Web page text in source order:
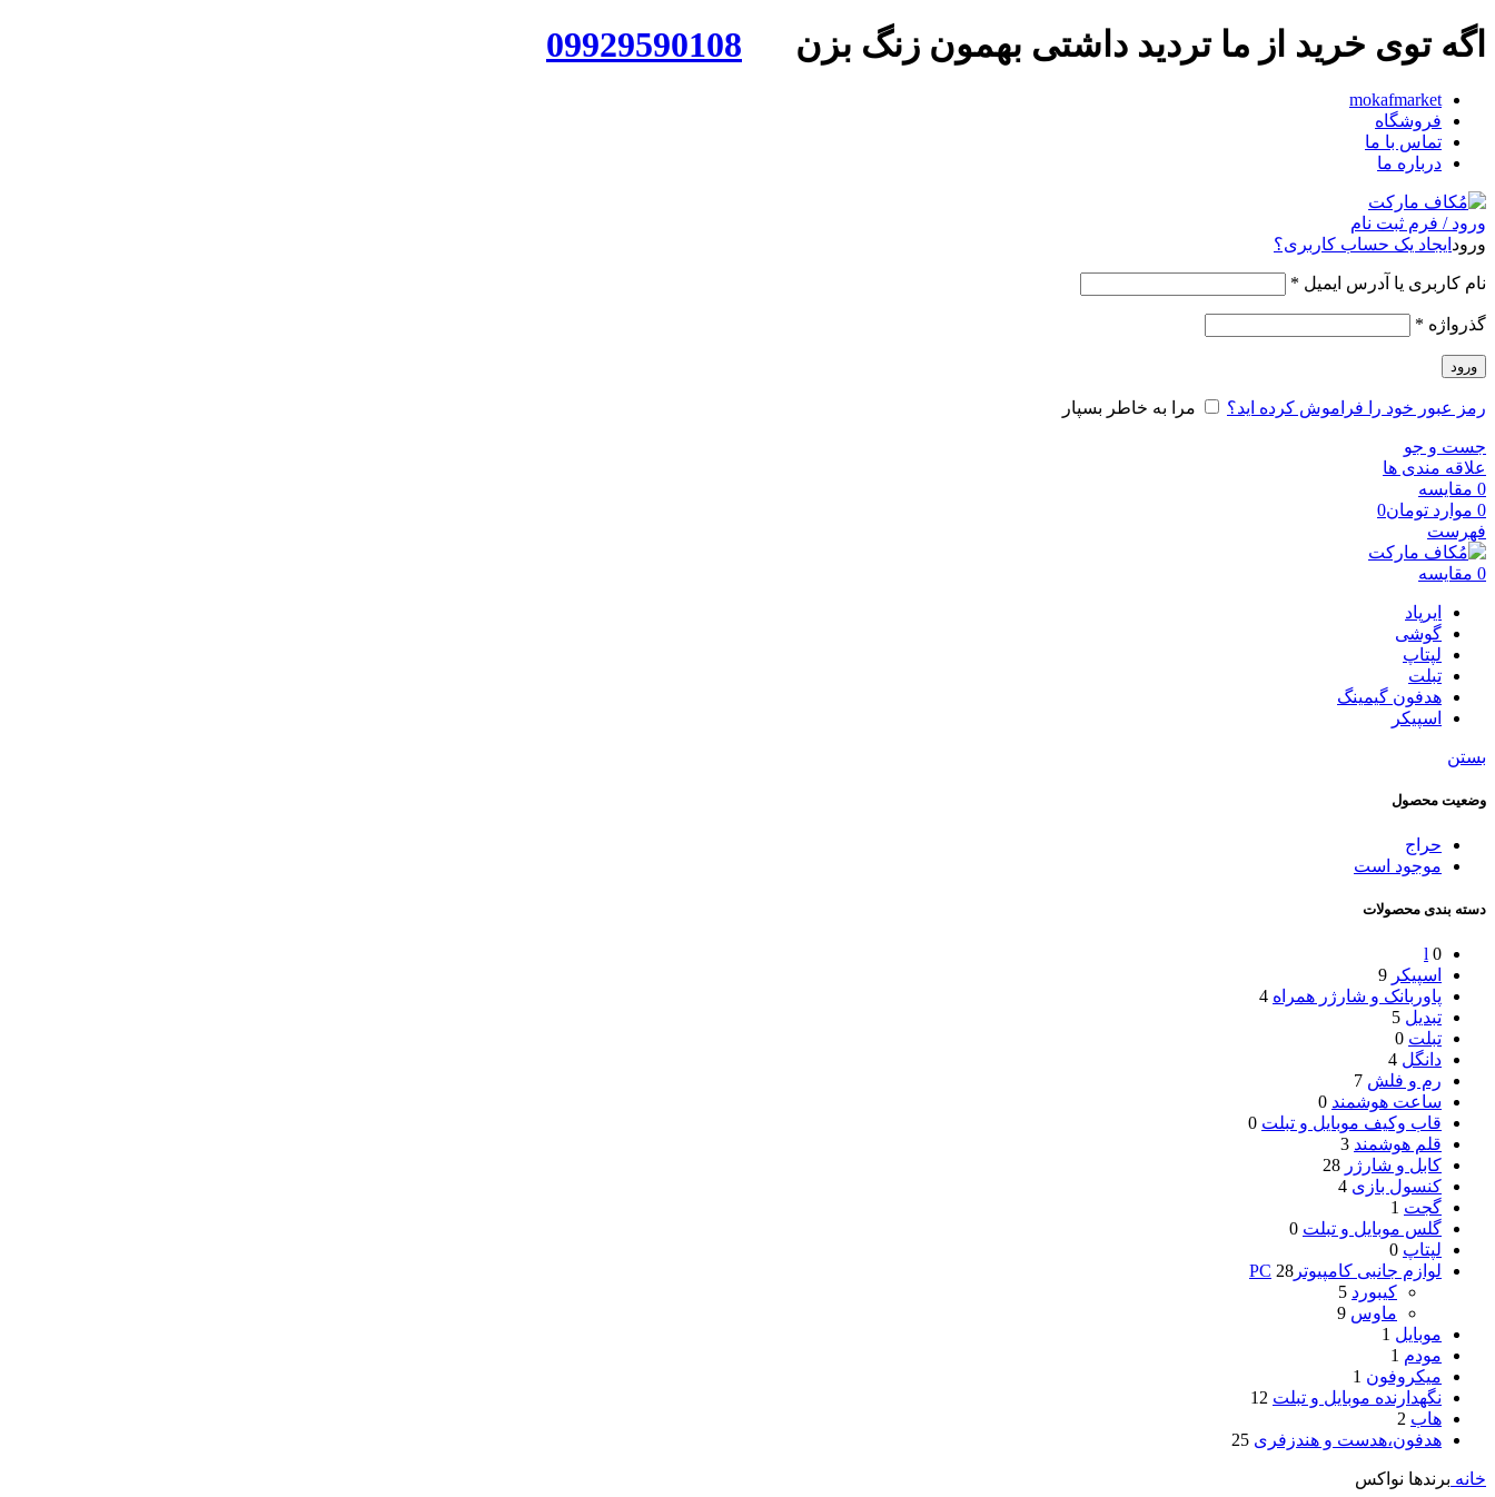
اگه توی خرید از ما تردید داشتی بهمون زنگ بزن 09929590108
mokafmarket
فروشگاه
تماس با ما
درباره ما
ورود / فرم ثبت نام
ورود ایجاد یک حساب کاربری؟
نام کاربری یا آدرس ایمیل *
گذرواژه *
ورود
رمز عبور خود را فراموش کرده اید؟ مرا به خاطر بسپار
جست و جو
علاقه مندی ها
0 مقایسه
0 موارد تومان0
فهرست
0 مقایسه
ایرپاد
گوشی
لپتاپ
تبلت
هدفون گیمینگ
اسپیکر
بستن
وضعیت محصول
حراج
موجود است
دسته بندی محصولات
l 0
اسپیکر 9
پاوربانک و شارژر همراه 4
تبدیل 5
تبلت 0
دانگل 4
رم و فلش 7
ساعت هوشمند 0
قاب وکیف موبایل و تبلت 0
قلم هوشمند 3
کابل و شارژر 28
کنسول بازی 4
گجت 1
گلس موبایل و تبلت 0
لپتاپ 0
لوازم جانبی کامپیوترPC 28
کیبورد 5
ماوس 9
موبایل 1
مودم 1
میکروفون 1
نگهدارنده موبایل و تبلت 12
هاب 2
هدفون،هدست و هندزفری 25
خانه برندها نواکس